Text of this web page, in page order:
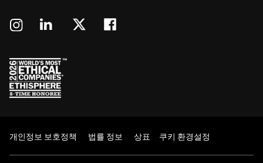
개인정보 보호정책 법률 정보 상표 쿠키 환경설정